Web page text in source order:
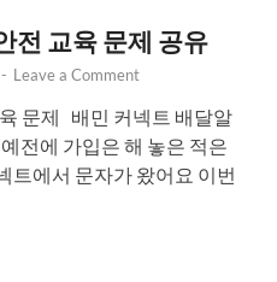
전 교육 문제 공유
- Leave a Comment
문제 배민 커넥트 배달알
전에 가입은 해 놓은 적은
트에서 문자가 왔어요 이번